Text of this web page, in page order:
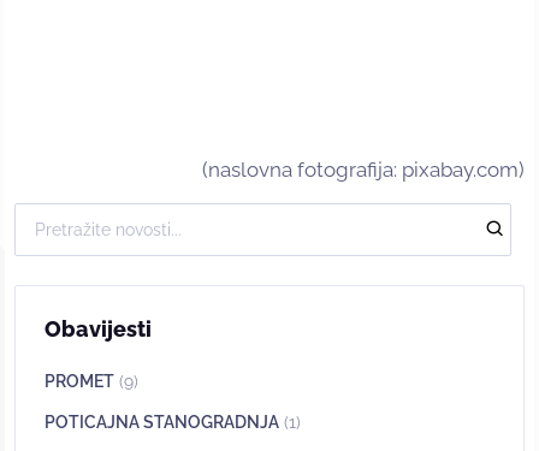
(naslovna fotografija: pixabay.com)
Obavijesti
PROMET (9)
POTICAJNA STANOGRADNJA (1)